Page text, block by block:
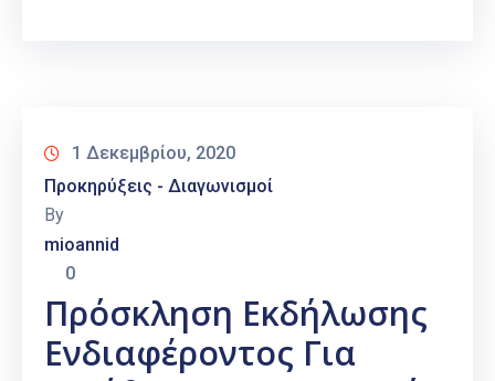
1 Δεκεμβρίου, 2020
Προκηρύξεις - Διαγωνισμοί
By
mioannid
0
Πρόσκληση Εκδήλωσης
Ενδιαφέροντος Για